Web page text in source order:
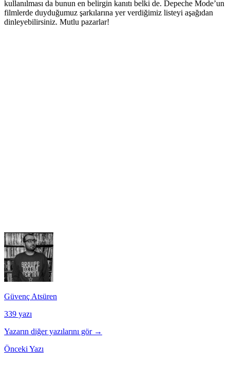
kullanılması da bunun en belirgin kanıtı belki de. Depeche Mode’un
filmlerde duyduğumuz şarkılarına yer verdiğimiz listeyi aşağıdan
dinleyebilirsiniz. Mutlu pazarlar!
Güvenç Atsüren
339 yazı
Yazarın diğer yazılarını gör →
Önceki Yazı